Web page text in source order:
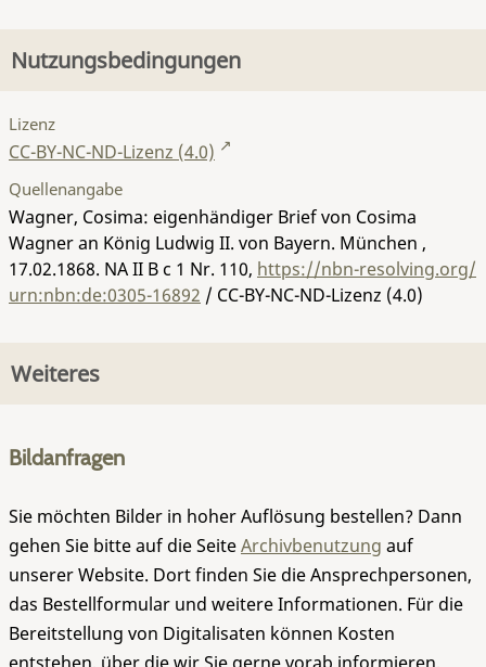
Nutzungsbedingungen
Lizenz
CC-BY-NC-ND-Lizenz (4.0)
Quellenangabe
Wagner, Cosima: eigenhändiger Brief von Cosima
Wagner an König Ludwig II. von Bayern. München ,
17.02.1868. NA II B c 1 Nr. 110, https://nbn-resolving.org/
urn:nbn:de:0305-16892 / CC-BY-NC-ND-Lizenz (4.0)
Weiteres
Bildanfragen
Sie möchten Bilder in hoher Auflösung bestellen? Dann
gehen Sie bitte auf die SeiteArchivbenutzung auf
unserer Website. Dort finden Sie die Ansprechpersonen,
das Bestellformular und weitere Informationen. Für die
Bereitstellung von Digitalisaten können Kosten